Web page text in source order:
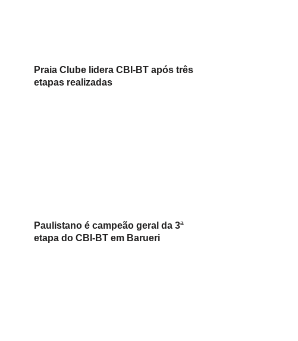
Praia Clube lidera CBI-BT após três
etapas realizadas
Paulistano é campeão geral da 3ª
etapa do CBI-BT em Barueri